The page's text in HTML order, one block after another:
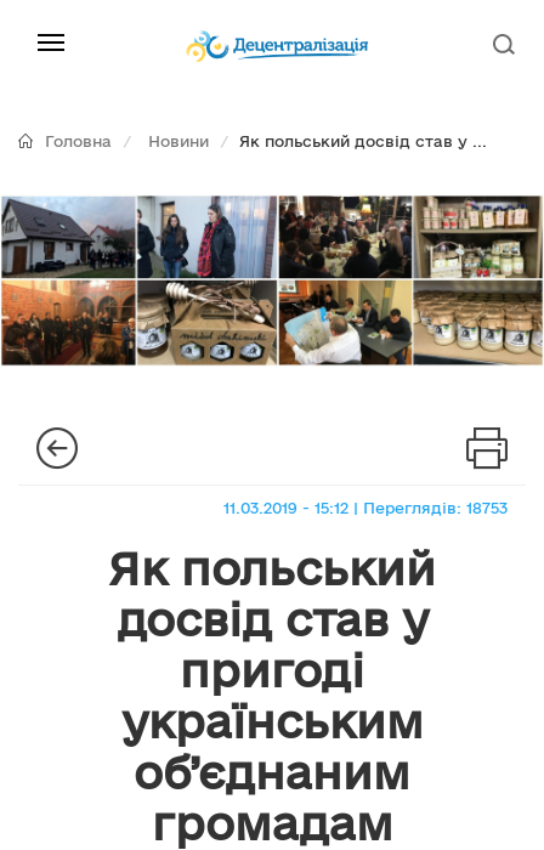
Головна Новини Як польський досвід став у ...
11.03.2019 - 15:12 | Переглядів: 18753
Як польський
досвід став у
пригоді
українським
об’єднаним
громадам